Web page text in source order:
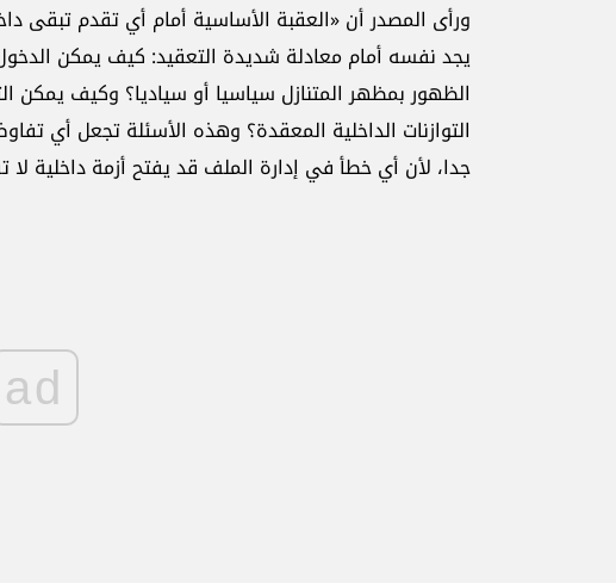
ورأى المصدر أن «العقبة الأساسية أمام أي تقدم تبقى
يجد نفسه أمام معادلة شديدة التعقيد: كيف يمكن
الظهور بمظهر المتنازل سياسيا أو سياديا؟ وكيف يمكن
التوازنات الداخلية المعقدة؟ وهذه الأسئلة تجعل أي
جدا، لأن أي خطأ في إدارة الملف قد يفتح أزمة داخلية
ad